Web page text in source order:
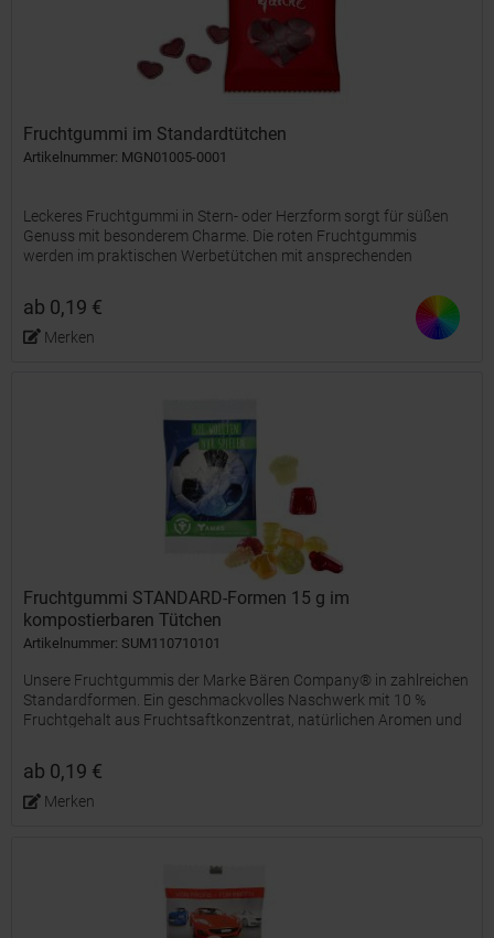
Fruchtgummi im Standardtütchen
Artikelnummer: MGN01005-0001
Leckeres Fruchtgummi in Stern- oder Herzform sorgt für süßen
Genuss mit besonderem Charme. Die roten Fruchtgummis
werden im praktischen Werbetütchen mit ansprechenden
Give-away...
ab 0,19 €
Merken
Fruchtgummi STANDARD-Formen 15 g im
kompostierbaren Tütchen
Artikelnummer: SUM110710101
Unsere Fruchtgummis der Marke Bären Company® in zahlreichen
Standardformen. Ein geschmackvolles Naschwerk mit 10 %
Fruchtgehalt aus Fruchtsaftkonzentrat, natürlichen Aromen und
ab 0,19 €
Merken